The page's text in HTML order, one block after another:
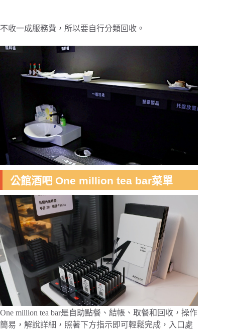
不收一成服務費，所以要自行分類回收。
公館酒吧 One million tea bar菜單
One million tea bar是自助點餐、結帳、取餐和回收，操作
簡易，解說詳細，照著下方指示即可輕鬆完成，入口處